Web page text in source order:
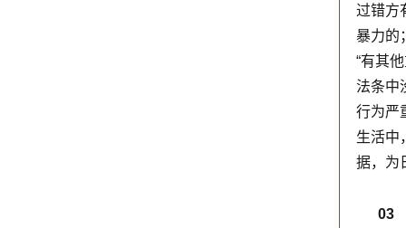
过错方
暴力的
“有其
法条中
行为严
生活中
据，为
03